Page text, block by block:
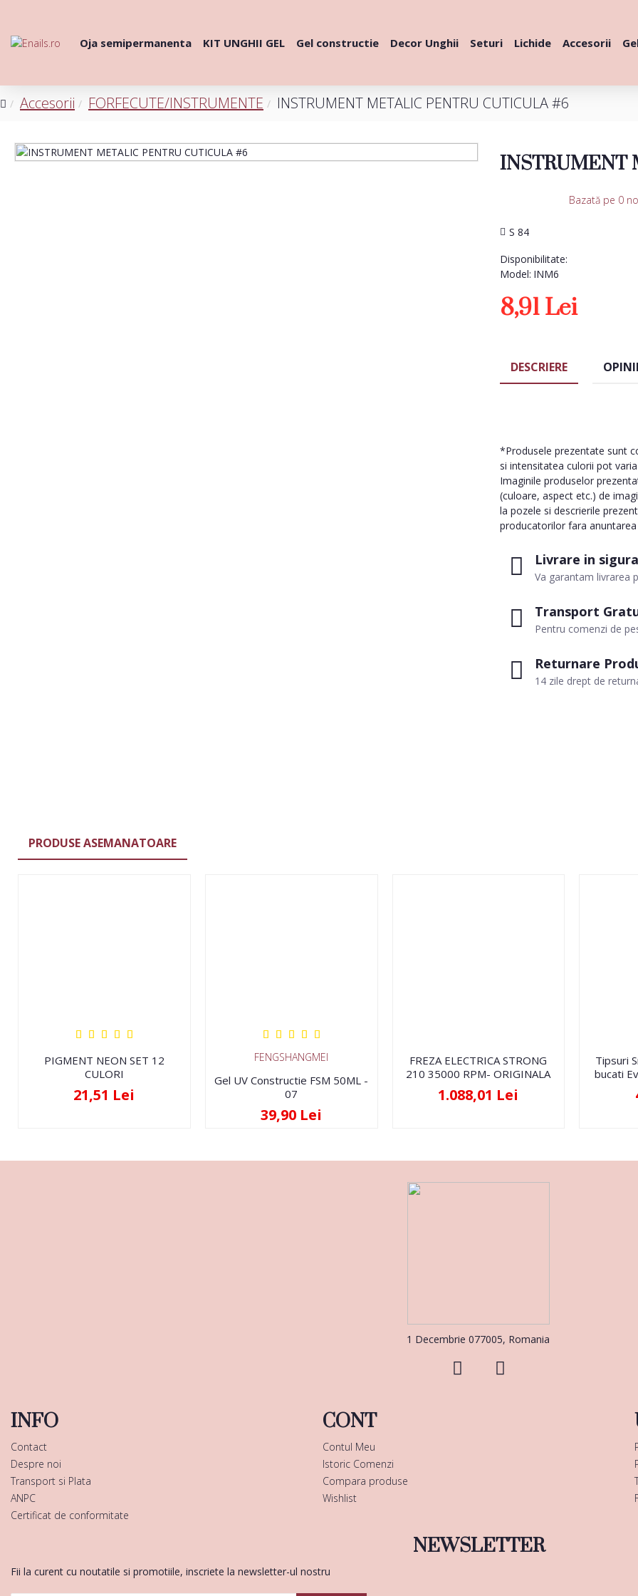
Oja semipermanenta KIT UNGHII GEL Gel constructie Decor Unghii Seturi Lichide Accesorii
Accesorii FORFECUTE/INSTRUMENTE INSTRUMENT METALIC PENTRU CUTICULA #6
INSTRUMENT
Disponibilitate:
Model: INM6
S 84
Bazată pe 0
8,91 Lei
Livrare in
Va garantam livrarea
Transport
Pentru comenzi de
Returnare
14 zile drept de
DESCRIERE OPINII
*Produsele prezentate sunt
si intensitatea culorii pot
Imaginile produselor
(culoare, aspect etc.) de
la pozele si descrierile
producatorilor fara
PRODUSE ASEMANATOARE
PIGMENT NEON SET 12
CULORI
21,51 Lei
FENGSHANGMEI
Gel UV Constructie FSM 50ML -
07
39,90 Lei
FREZA ELECTRICA STRONG
210 35000 RPM- ORIGINALA
1.088,01 Lei
Tipsuri
bucati
1 Decembrie 077005, Romania
INFO
Contact
Despre noi
Transport si Plata
ANPC
Certificat de conformitate
CONT
Contul Meu
Istoric Comenzi
Compara produse
Wishlist
NEWSLETTER
Fii la curent cu noutatile si promotiile, inscriete la newsletter-ul nostru